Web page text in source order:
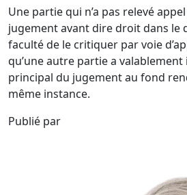
Une partie qui n’a pas relevé
jugement avant dire droit dans le
faculté de le critiquer par voie
qu’une autre partie a
principal du jugement au fond
même instance.
Publié par